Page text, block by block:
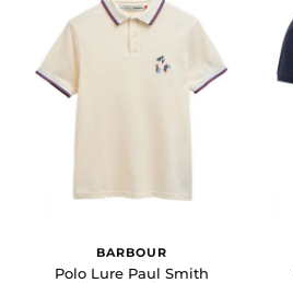
BARBOUR
Polo Lure Paul Smith